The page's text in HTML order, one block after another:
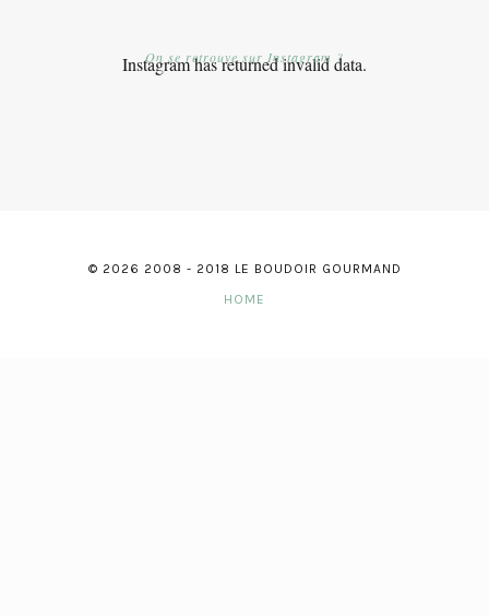
Instagram has returned invalid data.
On se retrouve sur Instagram ?
© 2026 2008 - 2018 LE BOUDOIR GOURMAND
HOME